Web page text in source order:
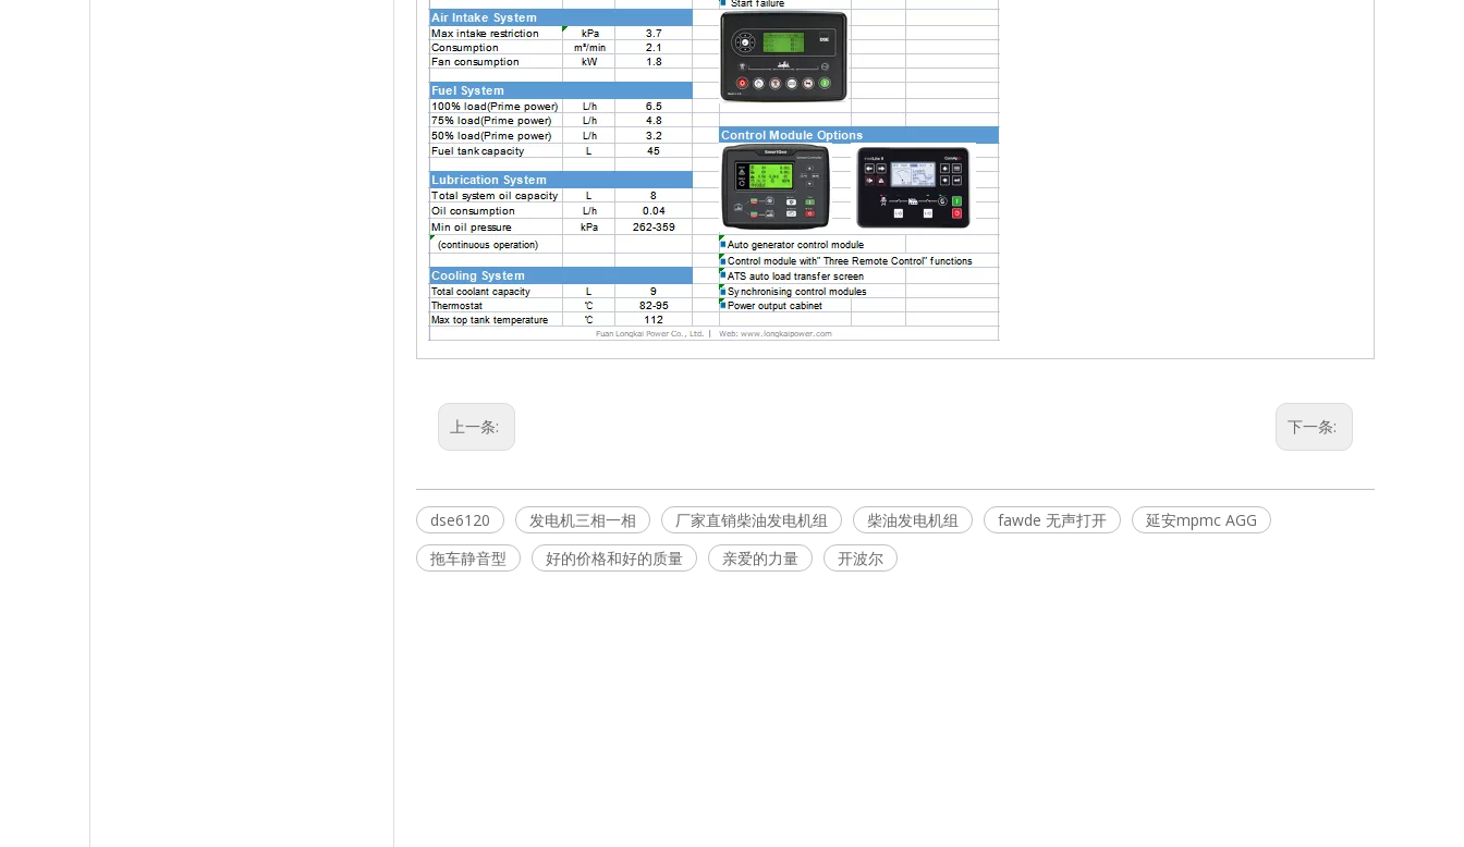
上一条: 下一条:
dse6120 发电机三相一相 厂家直销柴油发电机组 柴油发电机组 fawde 无声打开
延安mpmc AGG
拖车静音型
好的价格和好的质量 亲爱的力量 开波尔